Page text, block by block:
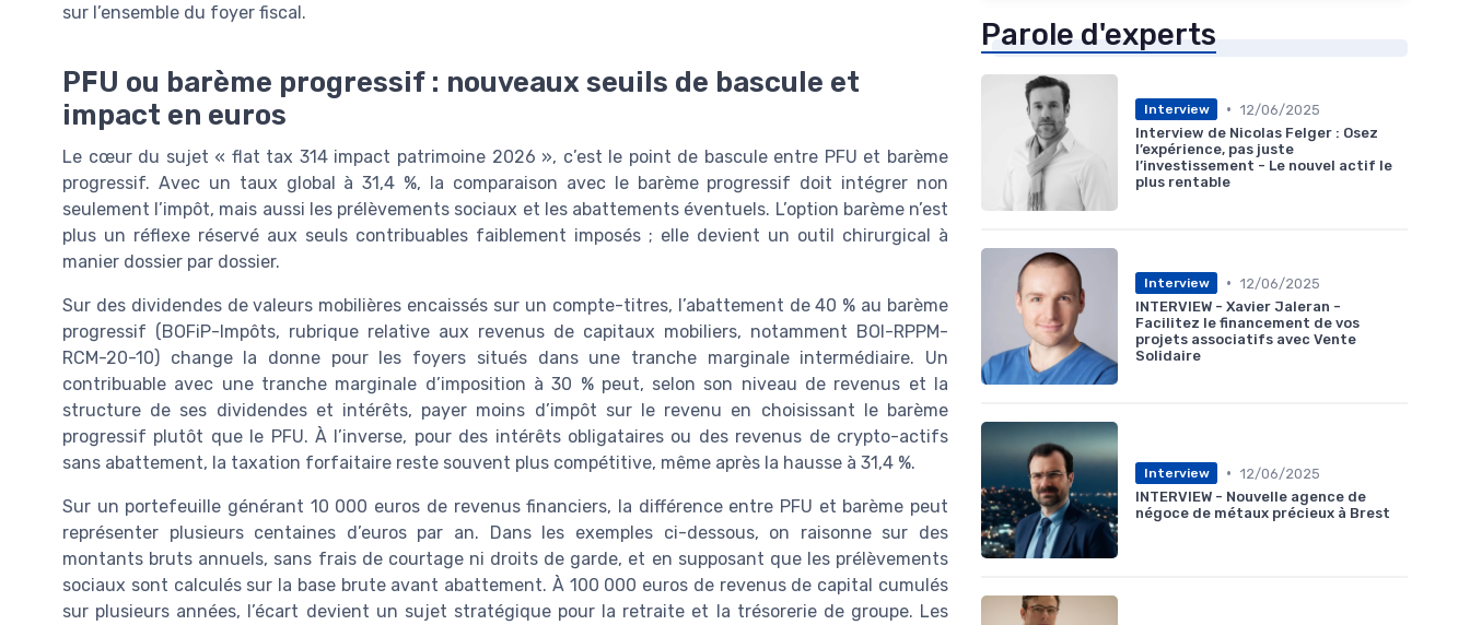
sur l’ensemble du foyer fiscal.
PFU ou barème progressif : nouveaux seuils de bascule et
impact en euros
Le cœur du sujet « flat tax 314 impact patrimoine 2026 », c’est le point de bascule entre PFU et barème
progressif. Avec un taux global à 31,4 %, la comparaison avec le barème progressif doit intégrer non
seulement l’impôt, mais aussi les prélèvements sociaux et les abattements éventuels. L’option barème n’est
plus un réflexe réservé aux seuls contribuables faiblement imposés ; elle devient un outil chirurgical à
manier dossier par dossier.
Sur des dividendes de valeurs mobilières encaissés sur un compte-titres, l’abattement de 40 % au barème
progressif (BOFiP-Impôts, rubrique relative aux revenus de capitaux mobiliers, notamment BOI-RPPM-
RCM-20-10) change la donne pour les foyers situés dans une tranche marginale intermédiaire. Un
contribuable avec une tranche marginale d’imposition à 30 % peut, selon son niveau de revenus et la
structure de ses dividendes et intérêts, payer moins d’impôt sur le revenu en choisissant le barème
progressif plutôt que le PFU. À l’inverse, pour des intérêts obligataires ou des revenus de crypto-actifs
sans abattement, la taxation forfaitaire reste souvent plus compétitive, même après la hausse à 31,4 %.
Sur un portefeuille générant 10 000 euros de revenus financiers, la différence entre PFU et barème peut
représenter plusieurs centaines d’euros par an. Dans les exemples ci-dessous, on raisonne sur des
montants bruts annuels, sans frais de courtage ni droits de garde, et en supposant que les prélèvements
sociaux sont calculés sur la base brute avant abattement. À 100 000 euros de revenus de capital cumulés
sur plusieurs années, l’écart devient un sujet stratégique pour la retraite et la trésorerie de groupe. Les
Parole d'experts
Interview • 12/06/2025
Interview de Nicolas Felger : Osez
l’expérience, pas juste
l’investissement - Le nouvel actif le
plus rentable
Interview • 12/06/2025
INTERVIEW - Xavier Jaleran -
Facilitez le financement de vos
projets associatifs avec Vente
Solidaire
Interview • 12/06/2025
INTERVIEW - Nouvelle agence de
négoce de métaux précieux à Brest